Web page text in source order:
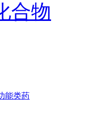
合物
能类药